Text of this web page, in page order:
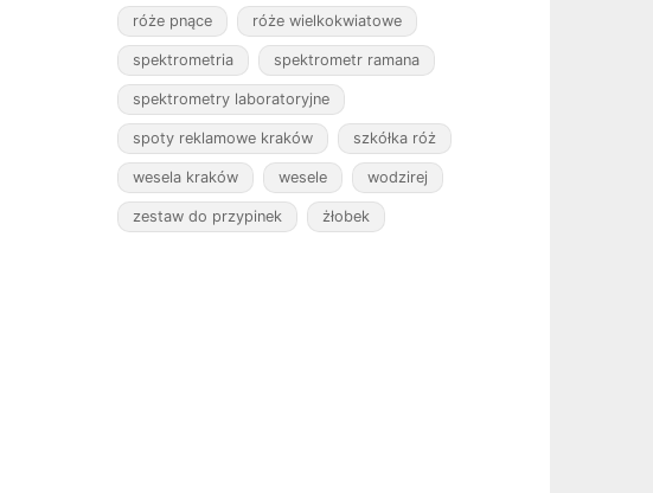
róże pnące róże wielkokwiatowe
spektrometria spektrometr ramana
spektrometry laboratoryjne
spoty reklamowe kraków szkółka róż
wesela kraków wesele wodzirej
zestaw do przypinek żłobek